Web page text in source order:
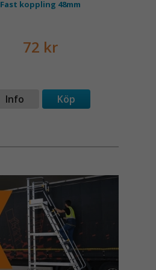
Fast koppling 48mm
72 kr
Info Köp